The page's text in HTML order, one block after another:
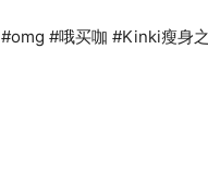
#omg #哦买咖 #Kinki瘦身